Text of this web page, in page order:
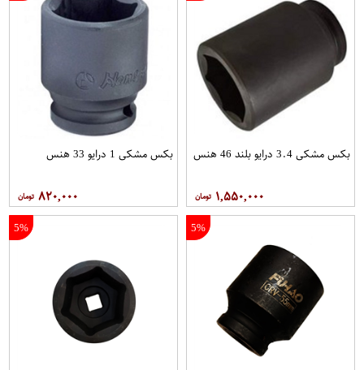
بکس مشکی 3.4 درایو بلند 46 هنس
۱,۵۵۰,۰۰۰
بکس مشکی 1 درایو 33 هنس
۸۲۰,۰۰۰
5%
5%